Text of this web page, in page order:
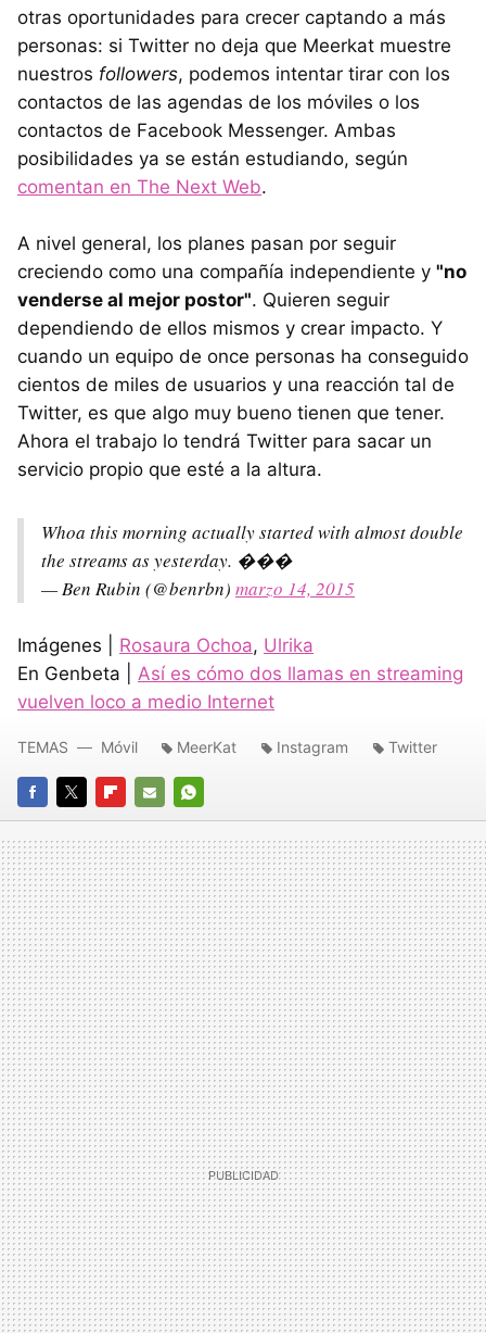
otras oportunidades para crecer captando a más
personas: si Twitter no deja que Meerkat muestre
nuestros followers, podemos intentar tirar con los
contactos de las agendas de los móviles o los
contactos de Facebook Messenger. Ambas
posibilidades ya se están estudiando, según
comentan en The Next Web.
A nivel general, los planes pasan por seguir
creciendo como una compañía independiente y "no
venderse al mejor postor". Quieren seguir
dependiendo de ellos mismos y crear impacto. Y
cuando un equipo de once personas ha conseguido
cientos de miles de usuarios y una reacción tal de
Twitter, es que algo muy bueno tienen que tener.
Ahora el trabajo lo tendrá Twitter para sacar un
servicio propio que esté a la altura.
Whoa this morning actually started with almost double
the streams as yesterday. ���
— Ben Rubin (@benrbn) marzo 14, 2015
Imágenes | Rosaura Ochoa, Ulrika
En Genbeta | Así es cómo dos llamas en streaming
vuelven loco a medio Internet
FACEBOOK
TWITTERFLIPBOARD
E-
MAIL
WHATSAPP
TEMAS Móvil MeerKat Instagram Twitter